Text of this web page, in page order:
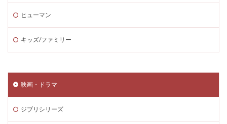
ヒューマン
キッズ/ファミリー
映画・ドラマ
ジブリシリーズ